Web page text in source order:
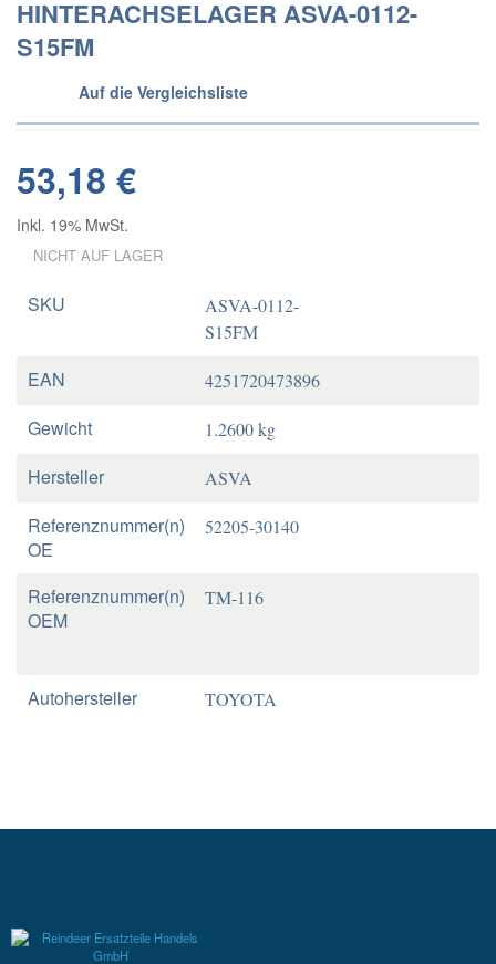
HINTERACHSELAGER ASVA-0112-
S15FM
Auf die Vergleichsliste
53,18 €
Inkl. 19% MwSt.
NICHT AUF LAGER
SKU
ASVA-0112-
S15FM
EAN 4251720473896
Gewicht 1.2600 kg
Hersteller ASVA
Referenznummer(n)
OE
52205-30140
Referenznummer(n)
OEM
TM-116
Autohersteller TOYOTA